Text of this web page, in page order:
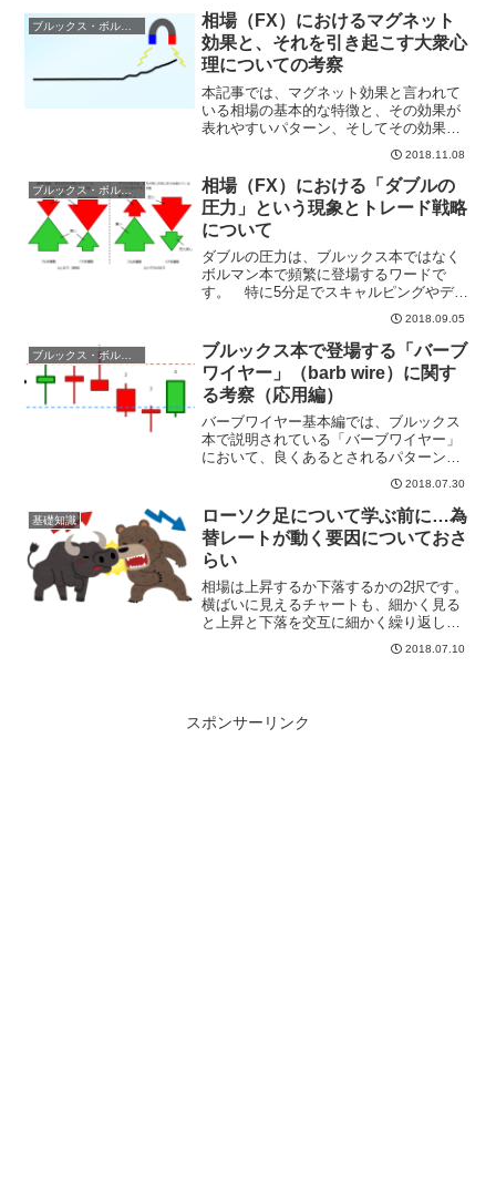
ブルックス・ボルマン本用語
相場（FX）におけるマグネット
効果と、それを引き起こす大衆心
理についての考察
本記事では、マグネット効果と言われて
いる相場の基本的な特徴と、その効果が
表れやすいパターン、そしてその効果を
理に対する考察をまとめています。テク
ニカル分析の中でもとりわけマグネット
効果という考えは、あくま...
2018.11.08
ブルックス・ボルマン本用語
相場（FX）における「ダブルの
圧力」という現象とトレード戦略
について
ダブルの圧力は、ブルックス本ではなく
ボルマン本で頻繁に登場するワードで
す。 特に5分足でスキャルピングやデイ
トレードを行う際は、このダブルの圧力
が生じるタイミングを見つけて仕掛ける
ことこそが仕事であると言っても過言で
はありません。 本記事で...
2018.09.05
ブルックス・ボルマン本用語
ブルックス本で登場する「バーブ
ワイヤー」（barb wire）に関す
る考察（応用編）
バーブワイヤー基本編では、ブルックス
本で説明されている「バーブワイヤー」
において、良くあるとされるパターンに
ついて紹介しました。 本記事では、基
本編のようなパターンの他に起こりうる
その他のパターンについて紹介し、ブ
ル・ベアがどのような行動を...
2018.07.30
基礎知識
ローソク足について学ぶ前に…為
替レートが動く要因についておさ
らい
相場は上昇するか下落するかの2択です。
横ばいに見えるチャートも、細かく見る
と上昇と下落を交互に細かく繰り返して
いることが確認できると思います。で
は、上昇する要因、下落する要因はなに
2018.07.10
スポンサーリンク